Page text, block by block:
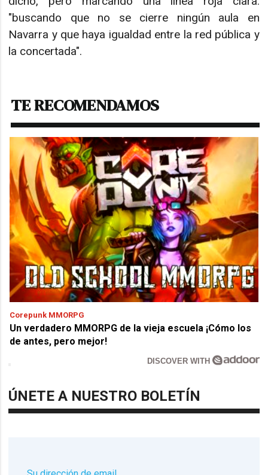
"buscando que no se cierre ningún aula en
Navarra y que haya igualdad entre la red pública y
la concertada".
TE RECOMENDAMOS
Corepunk MMORPG
Un verdadero MMORPG de la vieja escuela ¡Cómo los
de antes, pero mejor!
DISCOVER WITH
ÚNETE A NUESTRO BOLETÍN